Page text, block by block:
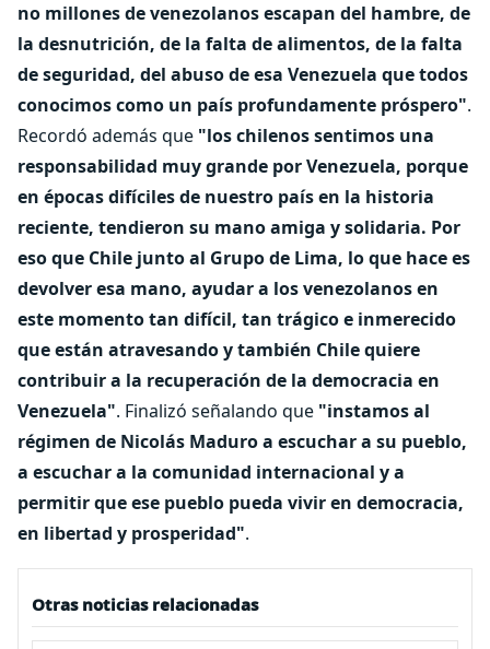
no millones de venezolanos escapan del hambre, de
la desnutrición, de la falta de alimentos, de la falta
de seguridad, del abuso de esa Venezuela que todos
conocimos como un país profundamente próspero".
Recordó además que "los chilenos sentimos una
responsabilidad muy grande por Venezuela, porque
en épocas difíciles de nuestro país en la historia
reciente, tendieron su mano amiga y solidaria. Por
eso que Chile junto al Grupo de Lima, lo que hace es
devolver esa mano, ayudar a los venezolanos en
este momento tan difícil, tan trágico e inmerecido
que están atravesando y también Chile quiere
contribuir a la recuperación de la democracia en
Venezuela". Finalizó señalando que "instamos al
régimen de Nicolás Maduro a escuchar a su pueblo,
a escuchar a la comunidad internacional y a
permitir que ese pueblo pueda vivir en democracia,
en libertad y prosperidad".
Otras noticias relacionadas